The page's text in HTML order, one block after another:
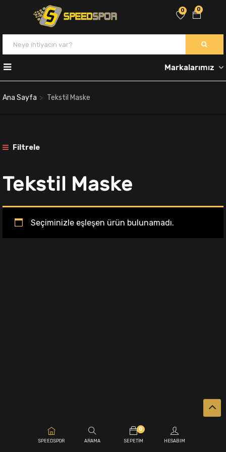
0
0
Markalarımız
Ana Sayfa Tekstil Maske
Filtrele
Tekstil Maske
Seçiminizle eşleşen ürün bulunamadı.
SPEEDSPOR ARAMA
0
SEPETIM HESABIM